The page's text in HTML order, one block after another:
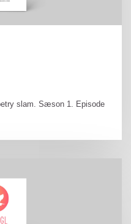
slam. Sæson 1. Episode